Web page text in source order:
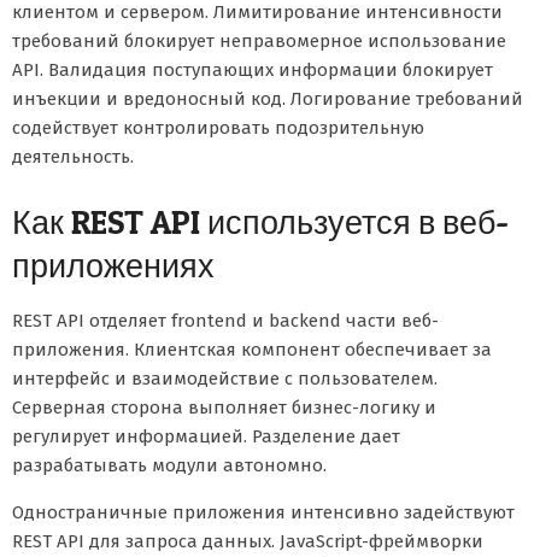
клиентом и сервером. Лимитирование интенсивности
требований блокирует неправомерное использование
API. Валидация поступающих информации блокирует
инъекции и вредоносный код. Логирование требований
содействует контролировать подозрительную
деятельность.
Как REST API используется в веб-
приложениях
REST API отделяет frontend и backend части веб-
приложения. Клиентская компонент обеспечивает за
интерфейс и взаимодействие с пользователем.
Серверная сторона выполняет бизнес-логику и
регулирует информацией. Разделение дает
разрабатывать модули автономно.
Одностраничные приложения интенсивно задействуют
REST API для запроса данных. JavaScript-фреймворки